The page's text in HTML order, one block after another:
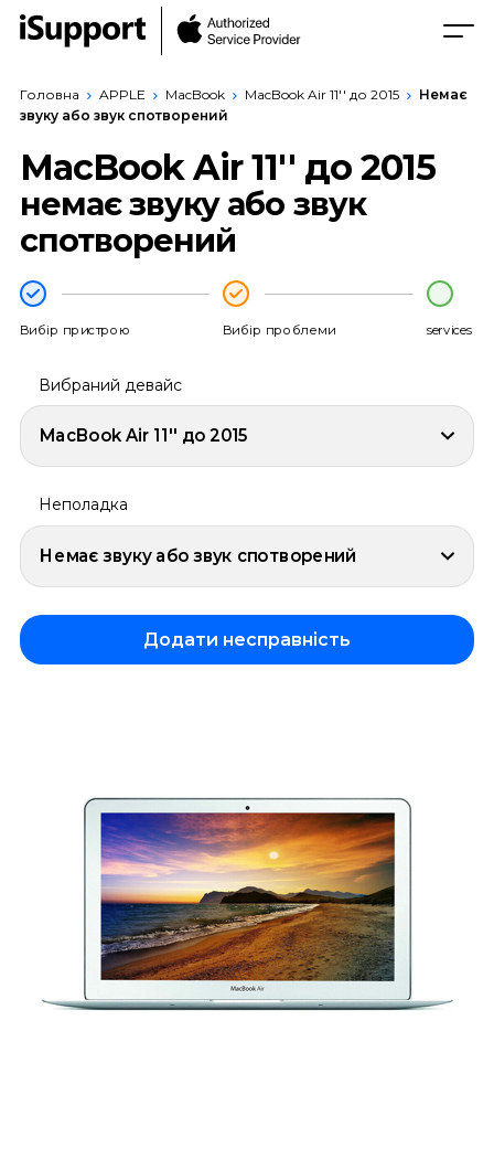
Головна APPLE MacBook MacBook Air 11'' до 2015
Немає
звуку або звук спотворений
MacBook Air 11'' до 2015
немає звуку або звук
спотворений
Вибір пристрою Вибір проблеми services
Вибраний девайс
MacBook Air 11'' до 2015
Неполадка
Немає звуку або звук спотворений
Додати несправність